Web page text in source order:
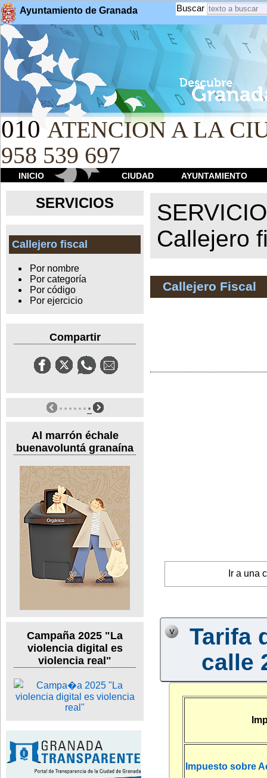
Ayuntamiento de Granada Buscar
010 ATENCION A LA
958 539 697
INICIO CIUDAD AYUNTAMIENTO
SERVICIOS
Callejero fiscal
Por nombre
Por categoría
Por código
Por ejercicio
Compartir
Al marrón échale
buenavoluntá granaína
Campaña 2025 "La
violencia digital es
violencia real"
Callejero
Callejero Fiscal
Ir a una
Tarifa
calle
Impuesto sobre